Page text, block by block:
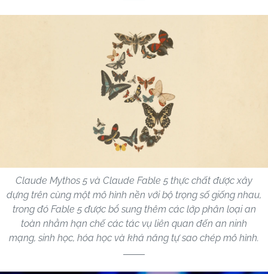
Claude Mythos 5 và Claude Fable 5 thực chất được xây
dựng trên cùng một mô hình nền với bộ trọng số giống nhau,
trong đó Fable 5 được bổ sung thêm các lớp phân loại an
toàn nhằm hạn chế các tác vụ liên quan đến an ninh
mạng, sinh học, hóa học và khả năng tự sao chép mô hình.